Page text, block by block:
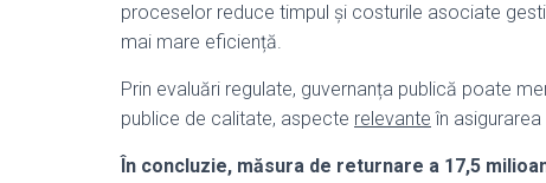
proceselor reduce timpul și costurile asociate
mai mare eficiență.
Prin evaluări regulate, guvernanța publică poate
publice de calitate, aspecte relevante în
În concluzie, măsura de returnare a 17,5